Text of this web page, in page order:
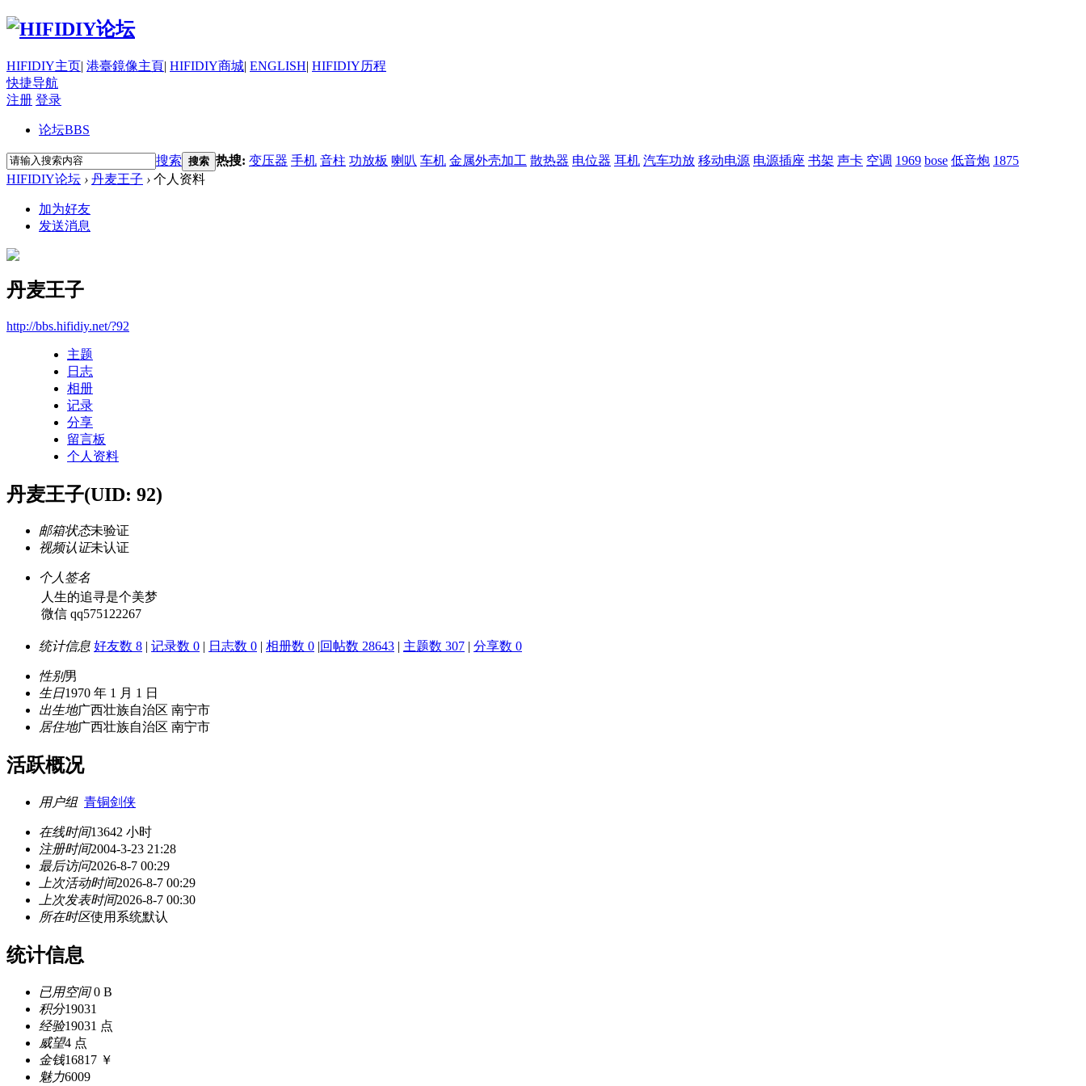
HIFIDIY主页| 港臺鏡像主頁| HIFIDIY商城| ENGLISH| HIFIDIY历程
快捷导航
注册 登录
论坛BBS
搜索 搜索 热搜: 变压器 手机 音柱 功放板 喇叭 车机 金属外壳加工 散热器 电位器 耳机 汽车功放 移动电源 电源插座 书架 声卡 空调 1969 bose 低音炮 1875
HIFIDIY论坛 › 丹麦王子 › 个人资料
加为好友
发送消息
丹麦王子
http://bbs.hifidiy.net/?92
主题
日志
相册
记录
分享
留言板
个人资料
丹麦王子(UID: 92)
邮箱状态未验证
视频认证未认证
个人签名
人生的追寻是个美梦
微信 qq575122267
统计信息 好友数 8 | 记录数 0 | 日志数 0 | 相册数 0 |回帖数 28643 | 主题数 307 | 分享数 0
性别男
生日1970 年 1 月 1 日
出生地广西壮族自治区 南宁市
居住地广西壮族自治区 南宁市
活跃概况
用户组 青铜剑侠
在线时间13642 小时
注册时间2004-3-23 21:28
最后访问2026-8-7 00:29
上次活动时间2026-8-7 00:29
上次发表时间2026-8-7 00:30
所在时区使用系统默认
统计信息
已用空间0 B
积分19031
经验19031 点
威望4 点
金钱16817 ￥
魅力6009